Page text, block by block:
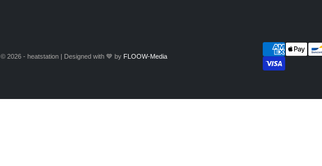
© 2026 - heatstation | Designed with 💙 by FLOOW-Media